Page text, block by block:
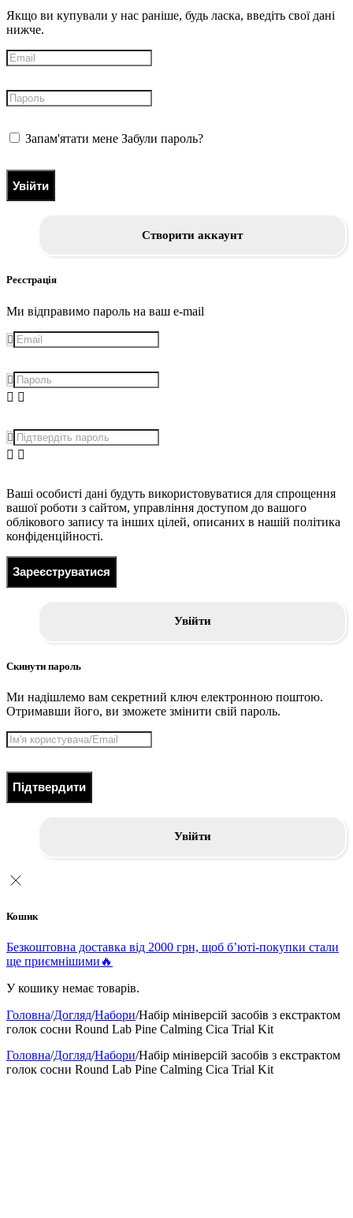
Якщо ви купували у нас раніше, будь ласка, введіть свої дані
нижче.
Запам'ятати мене Забули пароль?
Увійти
Створити аккаунт
Реєстрація
Ми відправимо пароль на ваш e-mail
Ваші особисті дані будуть використовуватися для спрощення
вашої роботи з сайтом, управління доступом до вашого
облікового запису та інших цілей, описаних в нашій політика
конфіденційності.
Зареєструватися
Увійти
Скинути пароль
Ми надішлемо вам секретний ключ електронною поштою.
Отримавши його, ви зможете змінити свій пароль.
Підтвердити
Увійти
Кошик
Безкоштовна доставка від 2000 грн, щоб б’юті-покупки стали
ще приємнішими🔥
У кошику немає товарів.
Головна/Догляд/Набори/Набір мініверсій засобів з екстрактом
голок сосни Round Lab Pine Calming Cica Trial Kit
Головна/Догляд/Набори/Набір мініверсій засобів з екстрактом
голок сосни Round Lab Pine Calming Cica Trial Kit